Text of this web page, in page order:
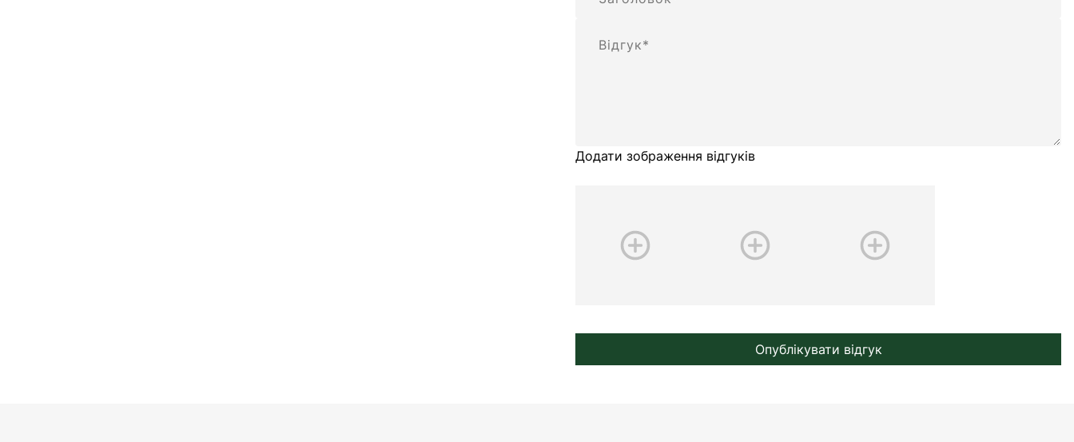
Додати зображення відгуків
Опублікувати відгук